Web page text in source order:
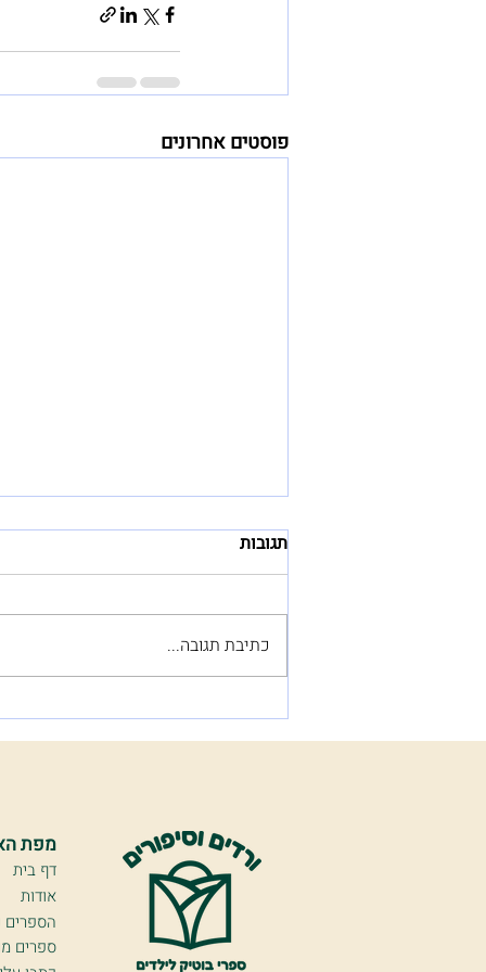
פוסטים אחרונים
תהליך איור דמויות בספר ילדים -
הצב והארנב
תגובות
כתיבת תגובה...
מפת
דף בית
אודות
הספרים
ספרים